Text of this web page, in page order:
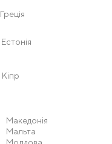
Греція
Естонія
Кіпр
Македонія
Мальта